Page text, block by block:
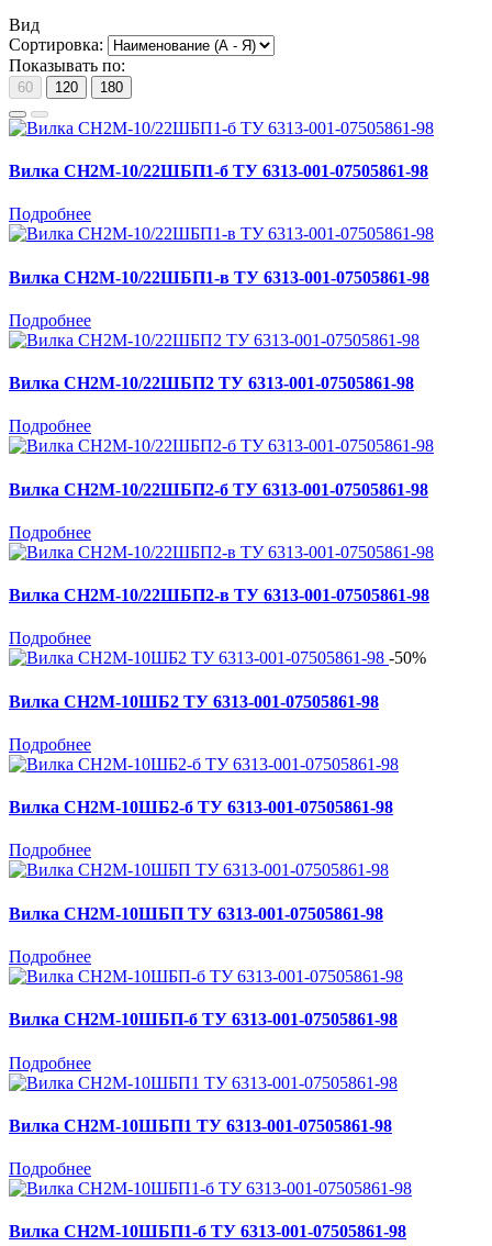
Вид
Сортировка:
Показывать по:
60 120 180
Вилка СН2М-10/22ШБП1-б ТУ 6313-001-07505861-98
Подробнее
Вилка СН2М-10/22ШБП1-в ТУ 6313-001-07505861-98
Подробнее
Вилка СН2М-10/22ШБП2 ТУ 6313-001-07505861-98
Подробнее
Вилка СН2М-10/22ШБП2-б ТУ 6313-001-07505861-98
Подробнее
Вилка СН2М-10/22ШБП2-в ТУ 6313-001-07505861-98
Подробнее
-50%
Вилка СН2М-10ШБ2 ТУ 6313-001-07505861-98
Подробнее
Вилка СН2М-10ШБ2-б ТУ 6313-001-07505861-98
Подробнее
Вилка СН2М-10ШБП ТУ 6313-001-07505861-98
Подробнее
Вилка СН2М-10ШБП-б ТУ 6313-001-07505861-98
Подробнее
Вилка СН2М-10ШБП1 ТУ 6313-001-07505861-98
Подробнее
Вилка СН2М-10ШБП1-б ТУ 6313-001-07505861-98